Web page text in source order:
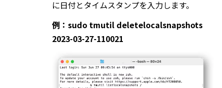
に日付とタイムスタンプを入力します。
例：sudo tmutil deletelocalsnapshots
2023-03-27-110021